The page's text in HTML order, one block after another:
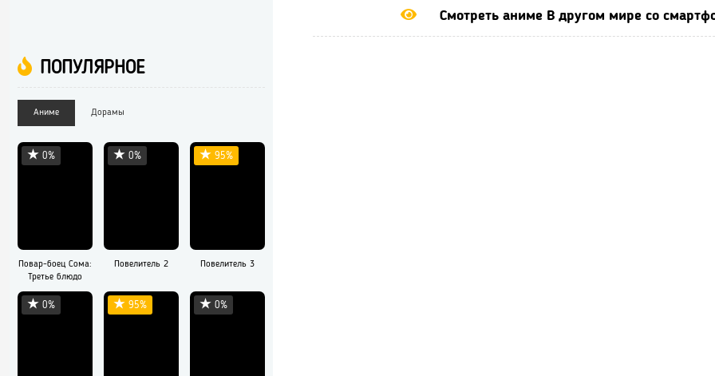
Смотреть аниме В другом мире со
ПОПУЛЯРНОЕ
Аниме Дорамы
0%
Повар-боец Сома:
Третье блюдо
0%
Повелитель 2
95%
Повелитель 3
0% 95% 0%